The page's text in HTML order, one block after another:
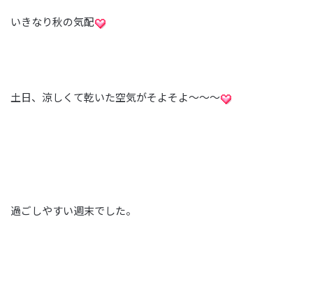
いきなり秋の気配
土日、涼しくて乾いた空気がそよそよ～～～
過ごしやすい週末でした。